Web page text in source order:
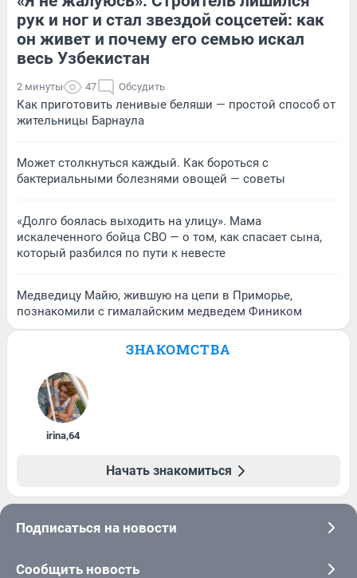
рук и ног и стал звездой соцсетей: как
он живет и почему его семью искал
весь Узбекистан
2 минуты 47 Обсудить
Как приготовить ленивые беляши — простой способ от
жительницы Барнаула
Может столкнуться каждый. Как бороться с
бактериальными болезнями овощей — советы
«Долго боялась выходить на улицу». Мама
искалеченного бойца СВО — о том, как спасает сына,
который разбился по пути к невесте
Медведицу Майю, жившую на цепи в Приморье,
познакомили с гималайским медведем Фиником
ЗНАКОМСТВА
irina,64
Начать знакомиться
Подписаться на новости
Сообщить новость